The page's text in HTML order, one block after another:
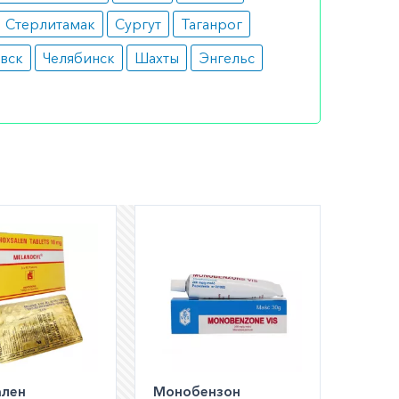
по РФ)
Стерлитамак Сургут
Таганрог
Челябинск Шахты
Энгельс
Монобензон